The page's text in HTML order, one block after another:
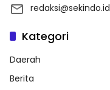
redaksi@sekindo.id
Kategori
Daerah
Berita